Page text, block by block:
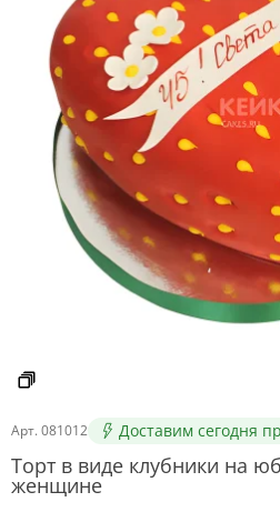
Арт. 081012 Доставим сегодня
Торт в виде клубники на
женщине